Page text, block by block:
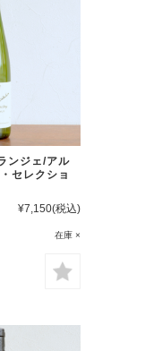
ンジェ/アル
セレクショ
¥7,150(税込)
在庫 ×